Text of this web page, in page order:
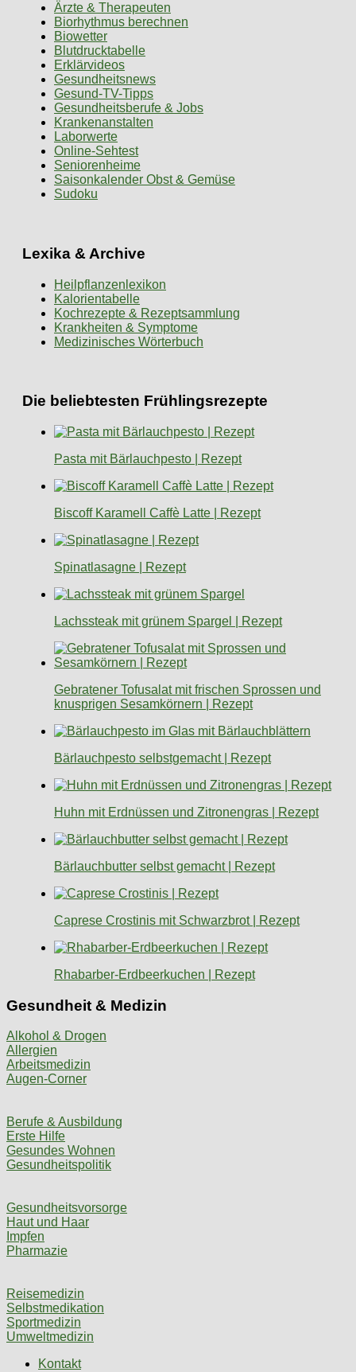
Ärzte & Therapeuten
Biorhythmus berechnen
Biowetter
Blutdrucktabelle
Erklärvideos
Gesundheitsnews
Gesund-TV-Tipps
Gesundheitsberufe & Jobs
Krankenanstalten
Laborwerte
Online-Sehtest
Seniorenheime
Saisonkalender Obst & Gemüse
Sudoku
Lexika & Archive
Heilpflanzenlexikon
Kalorientabelle
Kochrezepte & Rezeptsammlung
Krankheiten & Symptome
Medizinisches Wörterbuch
Die beliebtesten Frühlingsrezepte
Pasta mit Bärlauchpesto | Rezept
Biscoff Karamell Caffè Latte | Rezept
Spinatlasagne | Rezept
Lachssteak mit grünem Spargel | Rezept
Gebratener Tofusalat mit frischen Sprossen und
knusprigen Sesamkörnern | Rezept
Bärlauchpesto selbstgemacht | Rezept
Huhn mit Erdnüssen und Zitronengras | Rezept
Bärlauchbutter selbst gemacht | Rezept
Caprese Crostinis mit Schwarzbrot | Rezept
Rhabarber-Erdbeerkuchen | Rezept
Gesundheit & Medizin
Alkohol & Drogen
Allergien
Arbeitsmedizin
Augen-Corner
Berufe & Ausbildung
Erste Hilfe
Gesundes Wohnen
Gesundheitspolitik
Gesundheitsvorsorge
Haut und Haar
Impfen
Pharmazie
Reisemedizin
Selbstmedikation
Sportmedizin
Umweltmedizin
Kontakt